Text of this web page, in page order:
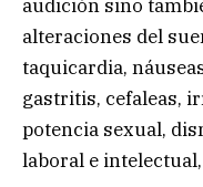
audición sino
alteraciones del
taquicardia,
gastritis, cefaleas,
potencia sexual,
laboral e